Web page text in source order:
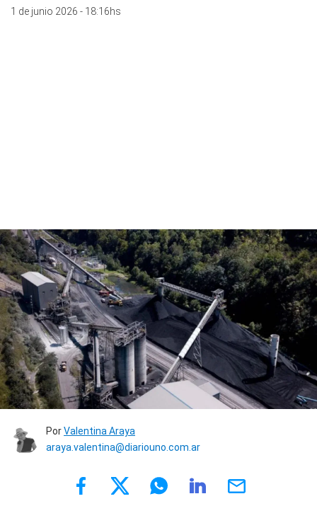
1 de junio 2026 - 18:16hs
PorValentina Araya
araya.valentina@diariouno.com.ar